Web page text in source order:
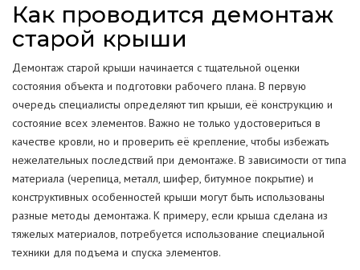
Как проводится демонтаж
старой крыши
Демонтаж старой крыши начинается с тщательной оценки
состояния объекта и подготовки рабочего плана. В первую
очередь специалисты определяют тип крыши, её конструкцию и
состояние всех элементов. Важно не только удостовериться в
качестве кровли, но и проверить её крепление, чтобы избежать
нежелательных последствий при демонтаже. В зависимости от типа
материала (черепица, металл, шифер, битумное покрытие) и
конструктивных особенностей крыши могут быть использованы
разные методы демонтажа. К примеру, если крыша сделана из
тяжелых материалов, потребуется использование специальной
техники для подъема и спуска элементов.